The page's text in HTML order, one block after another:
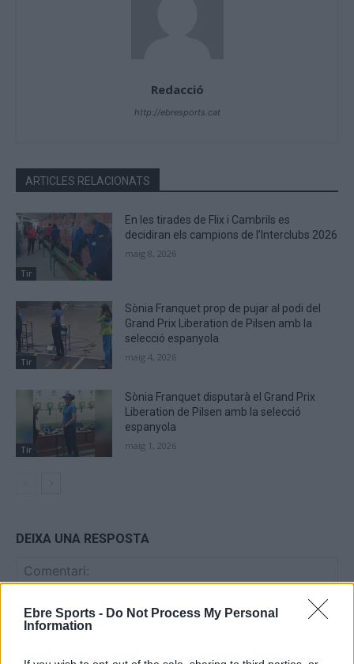
Ebre Sports - Do Not Process My Personal
Information
Redacció
http://ebresports.cat
ARTICLES RELACIONATS
Tir
En les tirades de Flix i Cambrils es
decidiran els campions de l’Interclubs 2026
maig 8, 2026
Tir
Sònia Franquet prop de pujar al podi del
Grand Prix Liberation de Pilsen amb la
selecció espanyola
maig 4, 2026
Tir
Sònia Franquet disputarà el Grand Prix
Liberation de Pilsen amb la selecció
espanyola
maig 1, 2026
DEIXA UNA RESPOSTA